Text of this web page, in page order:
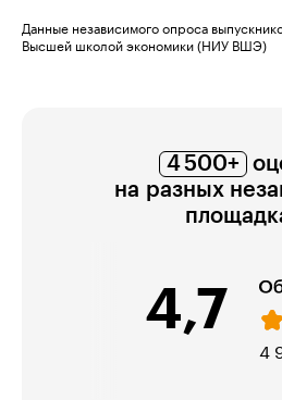
Данные независимого опроса
Высшей школой экономики (НИУ ВШЭ)
4 500+
на разных
4,7
4